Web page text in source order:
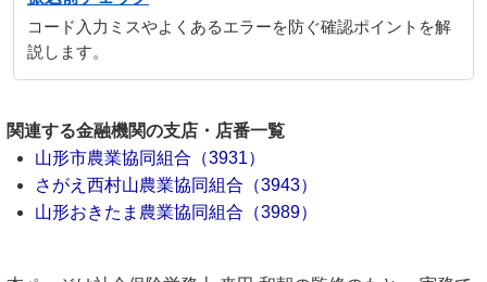
コード入力ミスやよくあるエラーを防ぐ確認ポイントを解
説します。
関連する金融機関の支店・店番一覧
山形市農業協同組合（3931）
さがえ西村山農業協同組合（3943）
山形おきたま農業協同組合（3989）